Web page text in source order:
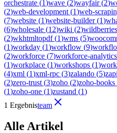
orchestrate (1)wave (2)wayfair(2)
(2)web-development (1)web-
(7)website (1)website-builder(1)
(6)wholesale (12)wiki (2)wildberries
(2)wkhtmltopdf(1)wms (5)
(1)workday (1)workflow (9)
(2)workforce (7)workforce-analytics
(1)workplace (1)workshops (1)
(4)xml (1)xml-rpc (3)zalando (5)
(2)zero-trust (3)zoho (2)zoho-books
(1)zoho-one (1)zustand (1)
1 Ergebnisteam
Alle Artikel